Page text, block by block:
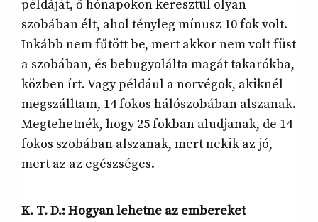
példáját, ő hónapokon keresztül olyan
szobában élt, ahol tényleg mínusz 10 fok volt.
Inkább nem fűtött be, mert akkor nem volt füst
a szobában, és bebugyolálta magát takarókba,
közben írt. Vagy például a norvégok, akiknél
megszálltam, 14 fokos hálószobában alszanak.
Megtehetnék, hogy 25 fokban aludjanak, de 14
fokos szobában alszanak, mert nekik az jó,
mert az az egészséges.
K. T. D.:Hogyan lehetne az embereket